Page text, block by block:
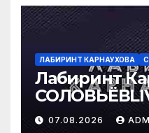
ЛАБИРИНТ КАРНАУХОВА
Лабиринт
2026 года
07.08.2026